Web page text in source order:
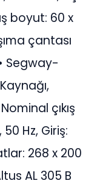
boyut: 60 x
çantası
Segway-
çıkış
50 Hz, Giriş:
268 x 200
AL 305 B